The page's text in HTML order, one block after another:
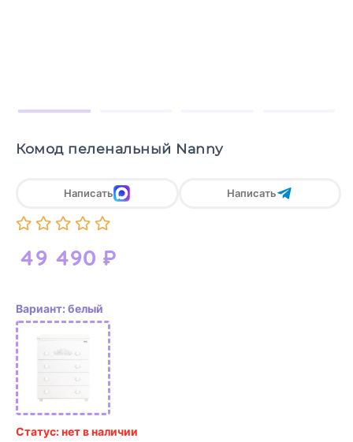
Комод пеленальный Nanny
49 490 ₽
Написать Написать
Вариант: белый
Статус: нет в наличии